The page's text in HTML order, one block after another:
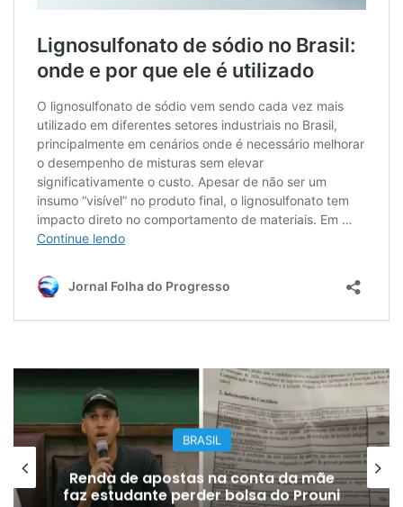
BRASIL
Falha hidráulica faz A330 da Azul sair
da pista